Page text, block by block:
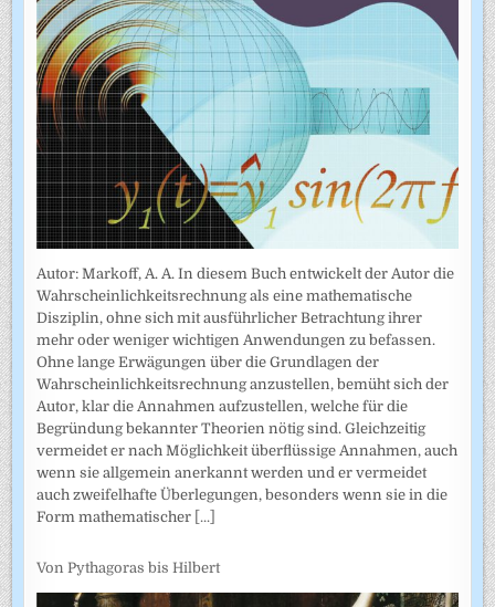
Autor: Markoff, A. A. In diesem Buch entwickelt der Autor die
Wahrscheinlichkeitsrechnung als eine mathematische
Disziplin, ohne sich mit ausführlicher Betrachtung ihrer
mehr oder weniger wichtigen Anwendungen zu befassen.
Ohne lange Erwägungen über die Grundlagen der
Wahrscheinlich­keitsrechnung anzustellen, bemüht sich der
Autor, klar die Annahmen auf­zustellen, welche für die
Begründung bekannter Theorien nötig sind. Gleichzeitig
vermeidet er nach Möglichkeit überflüssige Annahmen, auch
wenn sie allgemein anerkannt werden und er vermeidet
auch zweifel­hafte Überlegungen, besonders wenn sie in die
Form mathematischer [...]
Von Pythagoras bis Hilbert